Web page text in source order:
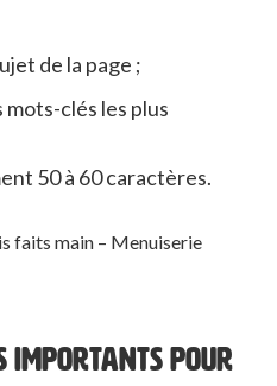
de la page ;
clés les plus
50 à 60 caractères.
faits main – Menuiserie
IMPORTANTS POUR